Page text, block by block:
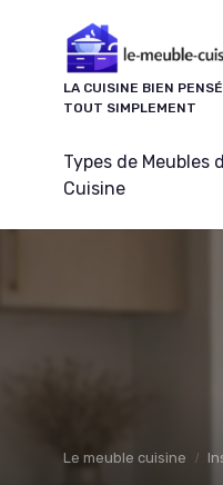
LA CUISINE BIEN
TOUT SIMPLEMENT
Types de Meubles
Cuisine
Le meuble cuisine